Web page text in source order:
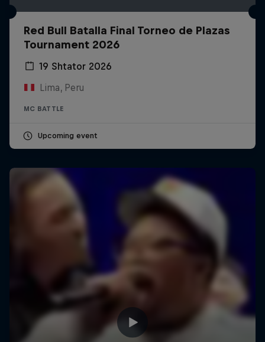
Red Bull Batalla Final Torneo de Plazas
Tournament 2026
19 Shtator 2026
Lima, Peru
MC BATTLE
Upcoming event